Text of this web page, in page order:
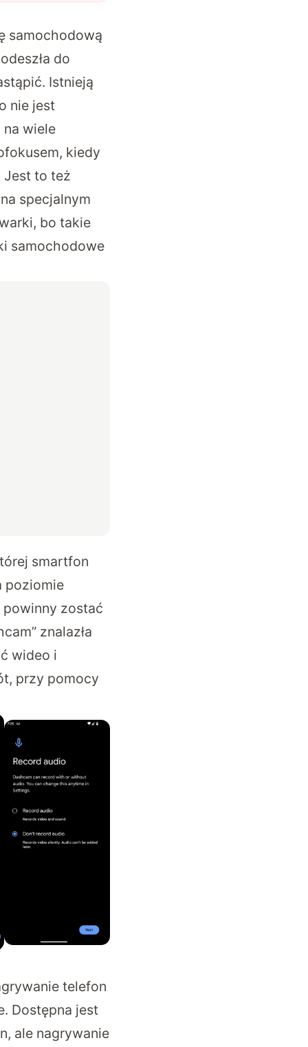
samochodową
do
Istnieją
nie jest
wiele
kiedy
Jest to też
specjalnym
bo takie
samochodowe
smartfon
poziomie
zostać
znalazła
wideo i
przy pomocy
telefon
Dostępna jest
ale nagrywanie